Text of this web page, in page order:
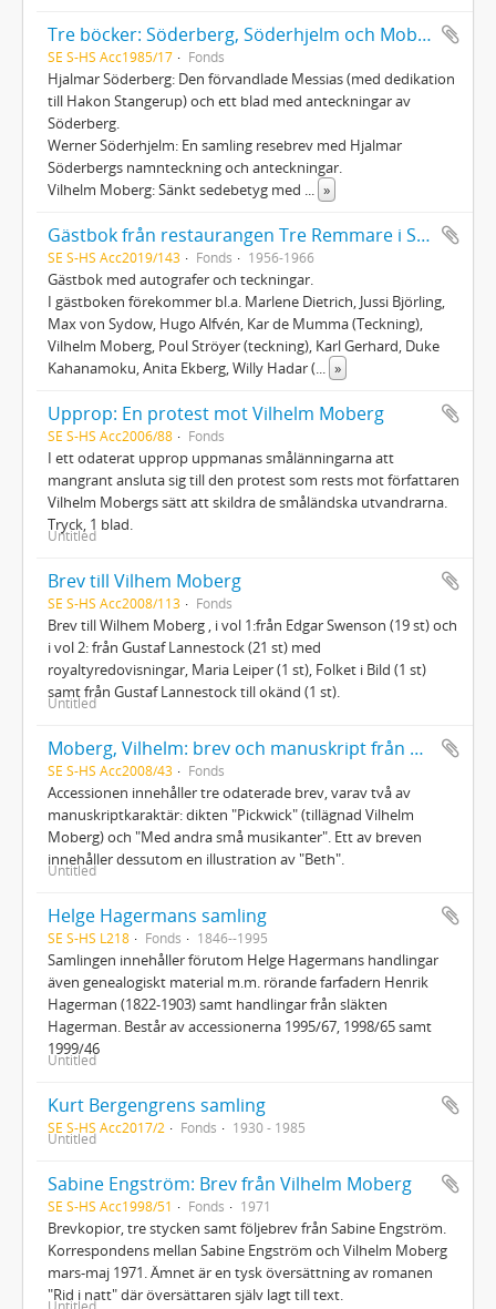
Tre böcker: Söderberg, Söderhjelm och Moberg
SE S-HS Acc1985/17 Fonds
Hjalmar Söderberg: Den förvandlade Messias (med dedikation
till Hakon Stangerup) och ett blad med anteckningar av
Söderberg.
Werner Söderhjelm: En samling resebrev med Hjalmar
Söderbergs namnteckning och anteckningar.
Vilhelm Moberg: Sänkt sedebetyg med
»
Gästbok från restaurangen Tre Remmare i Stockholm
SE S-HS Acc2019/143 Fonds 1956-1966
Gästbok med autografer och teckningar.
I gästboken förekommer bl.a. Marlene Dietrich, Jussi Björling,
Max von Sydow, Hugo Alfvén, Kar de Mumma (Teckning),
Vilhelm Moberg, Poul Ströyer (teckning), Karl Gerhard, Duke
Kahanamoku, Anita Ekberg, Willy Hadar (
»
Upprop: En protest mot Vilhelm Moberg
SE S-HS Acc2006/88 Fonds
I ett odaterat upprop uppmanas smålänningarna att
mangrant ansluta sig till den protest som rests mot författaren
Vilhelm Mobergs sätt att skildra de småländska utvandrarna.
Tryck, 1 blad.
Untitled
Brev till Vilhem Moberg
SE S-HS Acc2008/113 Fonds
Brev till Wilhem Moberg , i vol 1:från Edgar Swenson (19 st) och
i vol 2: från Gustaf Lannestock (21 st) med
royaltyredovisningar, Maria Leiper (1 st), Folket i Bild (1 st)
samt från Gustaf Lannestock till okänd (1 st).
Untitled
Moberg, Vilhelm: brev och manuskript från Nils Ferlin
SE S-HS Acc2008/43 Fonds
Accessionen innehåller tre odaterade brev, varav två av
manuskriptkaraktär: dikten "Pickwick" (tillägnad Vilhelm
Moberg) och "Med andra små musikanter". Ett av breven
innehåller dessutom en illustration av "Beth".
Untitled
Helge Hagermans samling
SE S-HS L218 Fonds 1846--1995
Samlingen innehåller förutom Helge Hagermans handlingar
även genealogiskt material m.m. rörande farfadern Henrik
Hagerman (1822-1903) samt handlingar från släkten
Hagerman. Består av accessionerna 1995/67, 1998/65 samt
1999/46
Untitled
Kurt Bergengrens samling
SE S-HS Acc2017/2 Fonds 1930 - 1985
Untitled
Sabine Engström: Brev från Vilhelm Moberg
SE S-HS Acc1998/51 Fonds 1971
Brevkopior, tre stycken samt följebrev från Sabine Engström.
Korrespondens mellan Sabine Engström och Vilhelm Moberg
mars-maj 1971. Ämnet är en tysk översättning av romanen
"Rid i natt" där översättaren själv lagt till text.
Untitled